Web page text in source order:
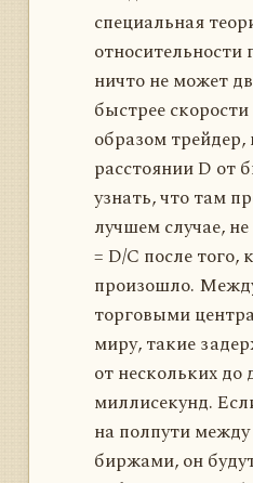
специальная
относительности
ничто не может
быстрее
образом трейдер,
расстоянии D от
узнать, что там
лучшем случае,
= D/C после того,
произошло.
торговыми
миру, такие
от нескольких до
миллисекунд.
на полпути
биржами, он